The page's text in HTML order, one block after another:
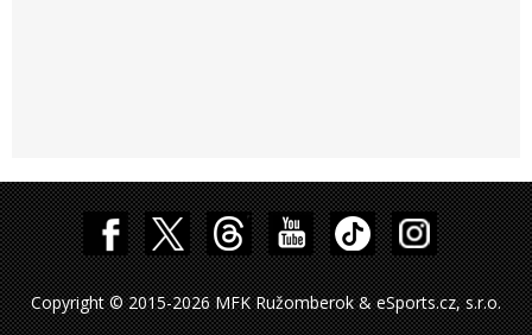
Copyright © 2015-2026 MFK Ružomberok & eSports.cz, s.r.o.